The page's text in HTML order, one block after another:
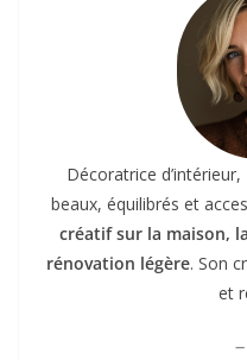
Décoratrice
beaux, équilibrés et
créatif sur la maison,
rénovation légère. Son
et